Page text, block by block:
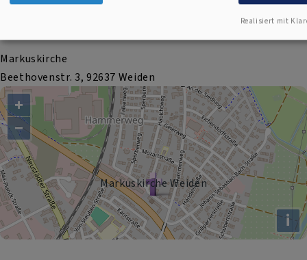
Bildrechte SG
Markuskirche
Beethovenstr. 3, 92637 Weiden
Markuskirche Weiden
+
−
i
Realisiert mit